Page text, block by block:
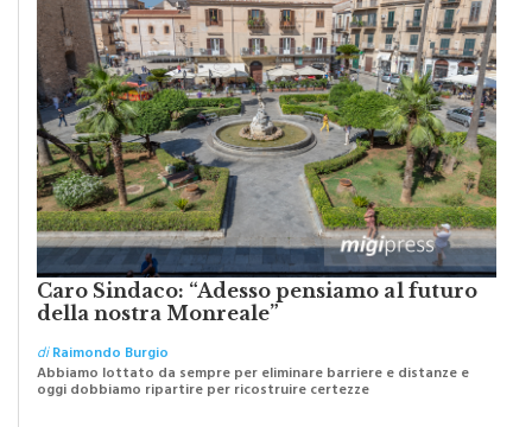
Caro Sindaco: “Adesso pensiamo al futuro
della nostra Monreale”
diRaimondo Burgio
Abbiamo lottato da sempre per eliminare barriere e distanze e
oggi dobbiamo ripartire per ricostruire certezze